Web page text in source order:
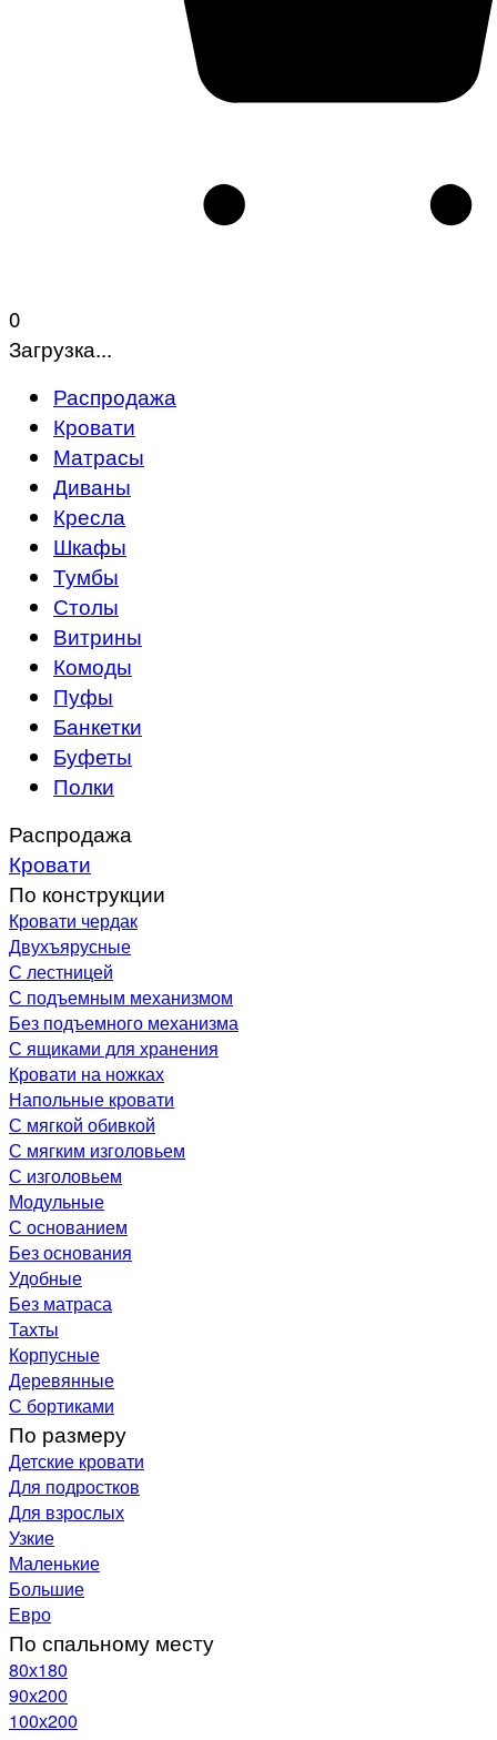
0
Загрузка...
Распродажа
Кровати
Матрасы
Диваны
Кресла
Шкафы
Тумбы
Столы
Витрины
Комоды
Пуфы
Банкетки
Буфеты
Полки
Распродажа
Кровати
По конструкции
Кровати чердак
Двухъярусные
С лестницей
С подъемным механизмом
Без подъемного механизма
С ящиками для хранения
Кровати на ножках
Напольные кровати
С мягкой обивкой
С мягким изголовьем
С изголовьем
Модульные
С основанием
Без основания
Удобные
Без матраса
Тахты
Корпусные
Деревянные
С бортиками
По размеру
Детские кровати
Для подростков
Для взрослых
Узкие
Маленькие
Большие
Евро
По спальному месту
80х180
90х200
100х200